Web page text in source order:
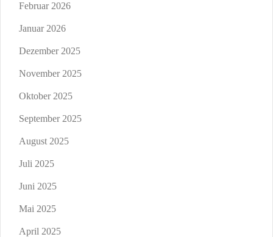
Februar 2026
Januar 2026
Dezember 2025
November 2025
Oktober 2025
September 2025
August 2025
Juli 2025
Juni 2025
Mai 2025
April 2025